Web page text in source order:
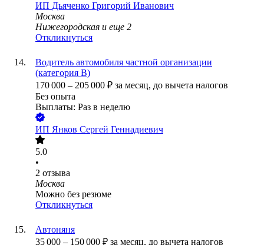
ИП Дьяченко Григорий Иванович
Москва
Нижегородская и еще 2
Откликнуться
Водитель автомобиля частной организации
(категория В)
170 000 – 205 000 ₽ за месяц, до вычета налогов
Без опыта
Выплаты: Раз в неделю
ИП Янков Сергей Геннадиевич
5.0
•
2 отзыва
Москва
Можно без резюме
Откликнуться
Автоняня
35 000 – 150 000 ₽ за месяц, до вычета налогов